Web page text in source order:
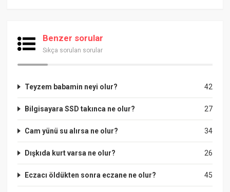
Benzer sorular
Sıkça sorulan sorular
42
Teyzem babamin neyi olur?
27
Bilgisayara SSD takınca ne olur?
34
Cam yünü su alırsa ne olur?
26
Dışkıda kurt varsa ne olur?
45
Eczacı öldükten sonra eczane ne olur?